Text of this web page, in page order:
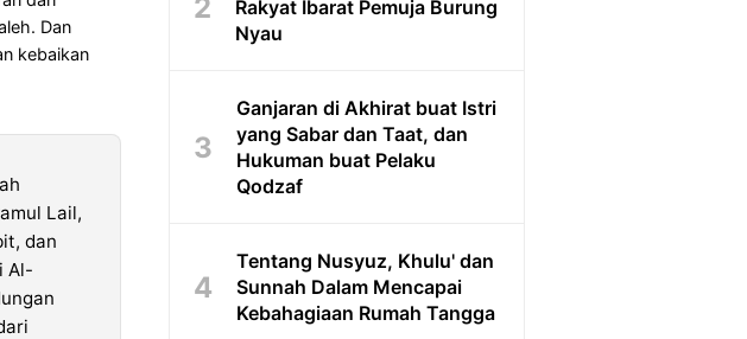
Dan
kebaikan
Lail,
dan
Al-
Rakyat Ibarat Pemuja Burung
Nyau
Ganjaran di Akhirat buat Istri
yang Sabar dan Taat, dan
Hukuman buat Pelaku
Qodzaf
Tentang Nusyuz, Khulu' dan
Sunnah Dalam Mencapai
Kebahagiaan Rumah Tangga